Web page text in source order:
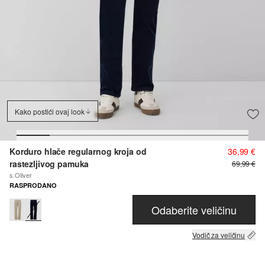
Kako postići ovaj look
Korduro hlače regularnog kroja od
rastezljivog pamuka
s.Oliver
36,99 €
69,99 €
RASPRODANO
Odaberite veličinu
Vodič za veličinu